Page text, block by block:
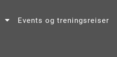
Events og treningsreiser